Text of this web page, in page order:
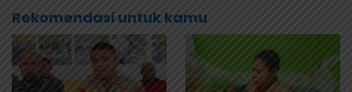
Rekomendasi untuk kamu